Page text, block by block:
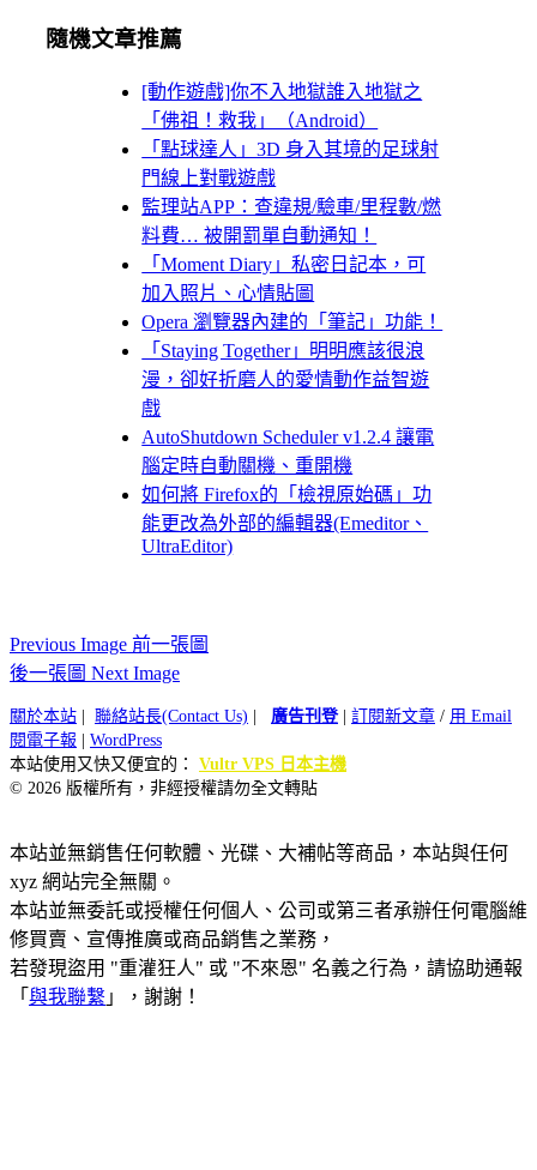
隨機文章推薦
[動作遊戲]你不入地獄誰入地獄之
「佛祖！救我」（Android）
「點球達人」3D 身入其境的足球射
門線上對戰遊戲
監理站APP：查違規/驗車/里程數/燃
料費… 被開罰單自動通知！
「Moment Diary」私密日記本，可
加入照片、心情貼圖
Opera 瀏覽器內建的「筆記」功能！
「Staying Together」明明應該很浪
漫，卻好折磨人的愛情動作益智遊
戲
AutoShutdown Scheduler v1.2.4 讓電
腦定時自動關機、重開機
如何將 Firefox的「檢視原始碼」功
能更改為外部的編輯器(Emeditor、
UltraEditor)
Previous Image 前一張圖
後一張圖 Next Image
關於本站 聯絡站長(Contact Us) 廣告刊登| 訂閱新文章 / 用 Email
閱電子報
WordPress
本站使用又快又便宜的： Vultr VPS 日本主機
© 2026 版權所有，非經授權請勿全文轉貼
本站並無銷售任何軟體、光碟、大補帖等商品，本站與任何
xyz 網站完全無關。
本站並無委託或授權任何個人、公司或第三者承辦任何電腦維
修買賣、宣傳推廣或商品銷售之業務，
若發現盜用 "重灌狂人" 或 "不來恩" 名義之行為，請協助通報
「 與我聯繫 」，謝謝！